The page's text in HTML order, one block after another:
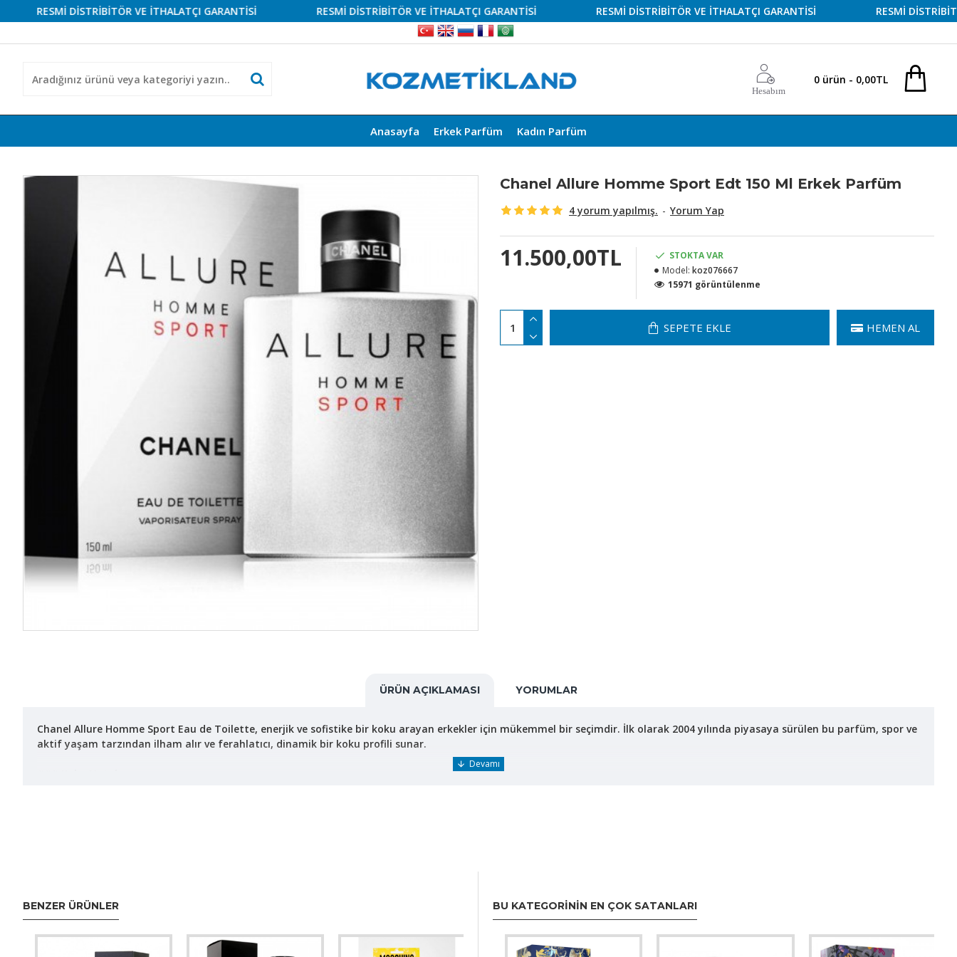
RESMİ DİSTRİBİTÖR VE İTHALATÇI GARANTİSİ RESMİ DİSTRİBİTÖR VE İTHALATÇI GARANTİSİ RESMİ DİSTRİBİTÖR VE İTHALATÇI GARANTİSİ RESMİ DİSTRİBİTÖR
Hesabım
0 ürün - 0,00TL
Anasayfa Erkek Parfüm Kadın Parfüm
Chanel Allure Homme Sport Edt 150 Ml Erkek Parfüm
4 yorum yapılmış. - Yorum Yap
11.500,00TL
STOKTA VAR
Model: koz076667
15971 görüntülenme
SEPETE EKLE HEMEN AL
ÜRÜN AÇIKLAMASI YORUMLAR
Chanel Allure Homme Sport Eau de Toilette, enerjik ve sofistike bir koku arayan erkekler için mükemmel bir seçimdir. İlk olarak 2004 yılında piyasaya sürülen bu parfüm, spor ve
aktif yaşam tarzından ilham alır ve ferahlatıcı, dinamik bir koku profili sunar.
### Kullanım Önerisi:
Allure Homme Sport, günün her saati ve her mevsim kullanılabilecek çok yönlü bir kokudur. Spor sonrası tazelenmek için ideal olup, şehir hayatında ya da iş toplantılarında da
rahatça tercih edilebilir. Parfüm, hafif ve ferah aromasıyla kullanıcıya taze bir his verirken kalıcı yapısıyla da uzun süre etkisini korur.
BENZER ÜRÜNLER BU KATEGORININ EN ÇOK SATANLARI